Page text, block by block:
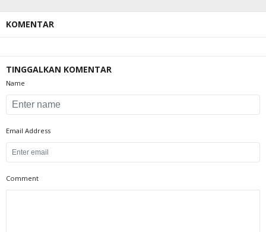
KOMENTAR
TINGGALKAN KOMENTAR
Name
Email Address
Comment